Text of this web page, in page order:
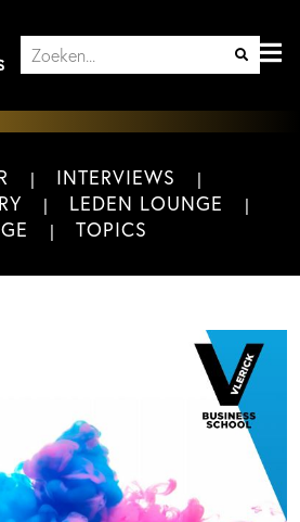
INTERVIEWS
LEDEN LOUNGE
TOPICS